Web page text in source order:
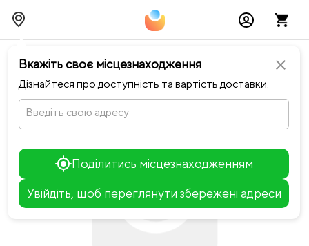
close
Вкажіть своє місцезнаходження
Дізнайтеся про доступність та вартість доставки.
Введіть свою адресу
Поділитись місцезнаходженням
Увійдіть, щоб переглянути збережені адреси
chevron_leftПовернутися до Dark Blue